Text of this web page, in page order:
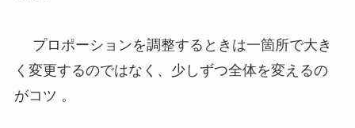
プロポーションを調整するときは一箇所で大き
く変更するのではなく、少しずつ全体を変えるの
がコツ 。